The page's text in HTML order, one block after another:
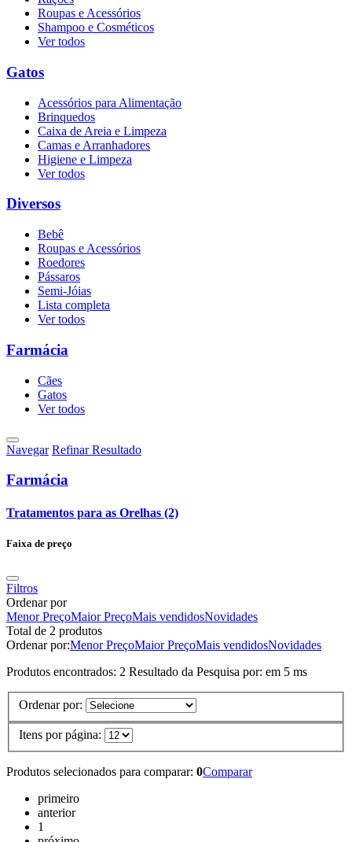
Roupas e Acessórios
Shampoo e Cosméticos
Ver todos
Gatos
Acessórios para Alimentação
Brinquedos
Caixa de Areia e Limpeza
Camas e Arranhadores
Higiene e Limpeza
Ver todos
Diversos
Bebê
Roupas e Acessórios
Roedores
Pássaros
Semi-Jóias
Lista completa
Ver todos
Farmácia
Cães
Gatos
Ver todos
Navegar Refinar Resultado
Farmácia
Tratamentos para as Orelhas (2)
Faixa de preço
Filtros
Ordenar por
Menor PreçoMaior PreçoMais vendidosNovidades
Total de 2 produtos
Ordenar por:Menor PreçoMaior PreçoMais vendidosNovidades
Produtos encontrados: 2 Resultado da Pesquisa por: em 5 ms
Ordenar por:
Itens por página:
Produtos selecionados para comparar: 0Comparar
primeiro
anterior
1